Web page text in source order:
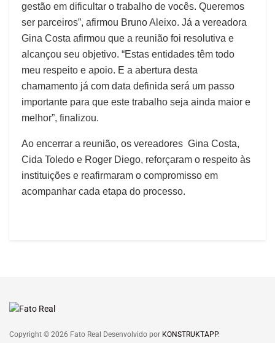
gestão em dificultar o trabalho de vocês. Queremos
ser parceiros”, afirmou Bruno Aleixo. Já a vereadora
Gina Costa afirmou que a reunião foi resolutiva e
alcançou seu objetivo. “Estas entidades têm todo
meu respeito e apoio. E a abertura desta
chamamento já com data definida será um passo
importante para que este trabalho seja ainda maior e
melhor”, finalizou.
Ao encerrar a reunião, os vereadores Gina Costa,
Cida Toledo e Roger Diego, reforçaram o respeito às
instituições e reafirmaram o compromisso em
acompanhar cada etapa do processo.
Copyright © 2026 Fato Real Desenvolvido por KONSTRUKTAPP.